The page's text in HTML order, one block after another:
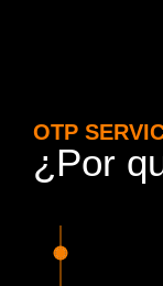
OTP
¿Por